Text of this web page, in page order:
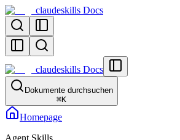
claudeskills Docs
claudeskills Docs
Dokumente durchsuchen
⌘K
Homepage
Agent Skills